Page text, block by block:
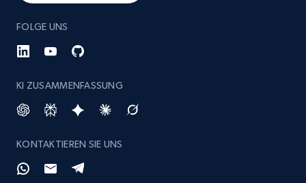
Etsy - Collects data from shop's URL
URL, Product id, Listing inventory id, Title, Rating,
Reviews count shop, Reviews count item, Initial
1.9K+ 323+
Amazon products search
FOLGE UNS
KI ZUSAMMENFASSUNG
KONTAKTIEREN SIE UNS